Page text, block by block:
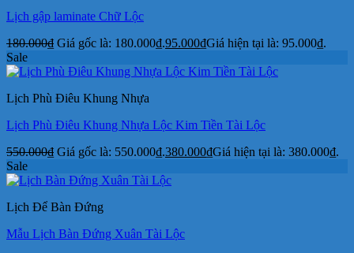
Lịch gập laminate Chữ Lộc
180.000₫ Giá gốc là: 180.000₫.95.000₫Giá hiện tại là: 95.000₫.
Sale
Lịch Phù Điêu Khung Nhựa
Lịch Phù Điêu Khung Nhựa Lộc Kim Tiền Tài Lộc
550.000₫ Giá gốc là: 550.000₫.380.000₫Giá hiện tại là: 380.000₫.
Sale
Lịch Để Bàn Đứng
Mẫu Lịch Bàn Đứng Xuân Tài Lộc